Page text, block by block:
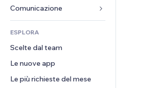
Inserzioni sito
Email
Amministrazione
Buoni e programmi fedeltà
Ristoranti
Immobiliare
Prenotazioni
Musica
Podcast
Fotografia
Video
PDF
Condivisione file
Mappe e navigazione
Privacy e sicurezza
Orologio
Template per pagine
Effetti immagine
Tasti e menu
Moduli
Sondaggi
Chat
Commenti
ESPLORA
Scelte dal team
Le nuove app
Le più richieste del mese